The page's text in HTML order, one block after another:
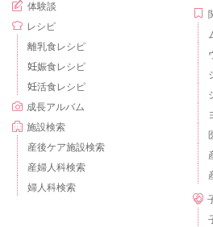
体験談
レシピ
離乳食レシピ
妊娠食レシピ
妊活食レシピ
成長アルバム
施設検索
産後ケア施設検索
産婦人科検索
婦人科検索